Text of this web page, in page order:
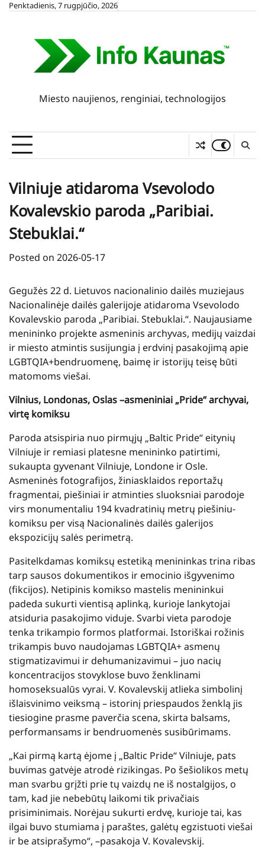
SkipPenktadienis, 7 rugpjūčio, 2026
Miesto naujienos, renginiai, technologijos
Vilniuje atidaroma Vsevolodo
Kovalevskio paroda „Paribiai.
Stebuklai.“
Posted on 2026-05-17
Gegužės 22 d. Lietuvos nacionalinio dailės muziejaus
Nacionalinėje dailės galerijoje atidaroma Vsevolodo
Kovalevskio paroda „Paribiai. Stebuklai.“. Naujausiame
menininko projekte asmeninis archyvas, medijų vaizdai
ir miesto atmintis susijungia į erdvinį pasakojimą apie
LGBTQIA+bendruomenę, baimę ir istorijų teisę būti
matomoms viešai.
Vilnius, Londonas, Oslas –asmeniniai „Pride“ archyvai,
virtę komiksu
Paroda atsispiria nuo pirmųjų „Baltic Pride“ eitynių
Vilniuje ir remiasi platesne menininko patirtimi,
sukaupta gyvenant Vilniuje, Londone ir Osle.
Asmeninės fotografijos, žiniasklaidos reportažų
fragmentai, piešiniai ir atminties sluoksniai parodoje
virs monumentaliu 194 kvadratinių metrų piešiniu-
komiksu per visą Nacionalinės dailės galerijos
ekspozicijų salės perimetrą.
Pasitelkdamas komiksų estetiką menininkas trina ribas
tarp sausos dokumentikos ir emocinio išgyvenimo
(fikcijos). Netipinis komikso mastelis menininkui
padeda sukurti vientisą aplinką, kurioje lankytojai
atsiduria pasakojimo viduje. Svarbi vieta parodoje
tenka trikampio formos platformai. Istoriškai rožinis
trikampis buvo naudojamas LGBTQIA+ asmenų
stigmatizavimui ir dehumanizavimui – juo nacių
koncentracijos stovyklose buvo ženklinami
homoseksualūs vyrai. V. Kovalevskij atlieka simbolinį
išlaisvinimo veiksmą – istorinį priespaudos ženklą jis
tiesiogine prasme paverčia scena, skirta balsams,
performansams ir bendruomenės susibūrimams.
„Kai pirmą kartą ėjome į „Baltic Pride“ Vilniuje, pats
buvimas gatvėje atrodė rizikingas. Po šešiolikos metų
man svarbu grįžti prie tų vaizdų ne iš nostalgijos, o
tam, kad jie nebebūtų laikomi tik privačiais
prisiminimais. Norėjau sukurti erdvę, kurioje tai, kas
ilgai buvo stumiama į paraštes, galėtų egzistuoti viešai
ir be atsiprašymo“, –pasakoja V. Kovalevskij.